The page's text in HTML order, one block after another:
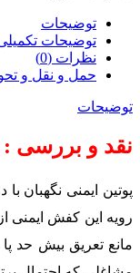
توضیحات
توضیحات
نظرات (0)
حمل و نقل و
توضیحات
نقد و بررسی : هیدرانت
پوتین ایمنی نگهبان
رویه این کفش ایمنی
مانع تعریق بیش حد